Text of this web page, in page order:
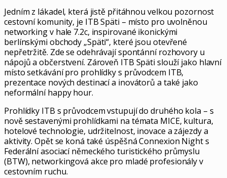
Jedním z lákadel, která jistě přitáhnou velkou pozornost
cestovní komunity, je ITB Späti – místo pro uvolněnou
networking v hale 7.2c, inspirované ikonickými
berlínskými obchody „Späti“, které jsou otevřené
nepřetržitě. Zde se odehrávají spontánní rozhovory u
nápojů a občerstvení. Zároveň ITB Späti slouží jako hlavní
místo setkávání pro prohlídky s průvodcem ITB,
prezentace nových destinací a inovátorů a také jako
neformální happy hour.
Prohlídky ITB s průvodcem vstupují do druhého kola – s
nově sestavenými prohlídkami na témata MICE, kultura,
hotelové technologie, udržitelnost, inovace a zájezdy a
aktivity. Opět se koná také úspěšná Connexion Night s
Federální asociací německého turistického průmyslu
(BTW), networkingová akce pro mladé profesionály v
cestovním ruchu.